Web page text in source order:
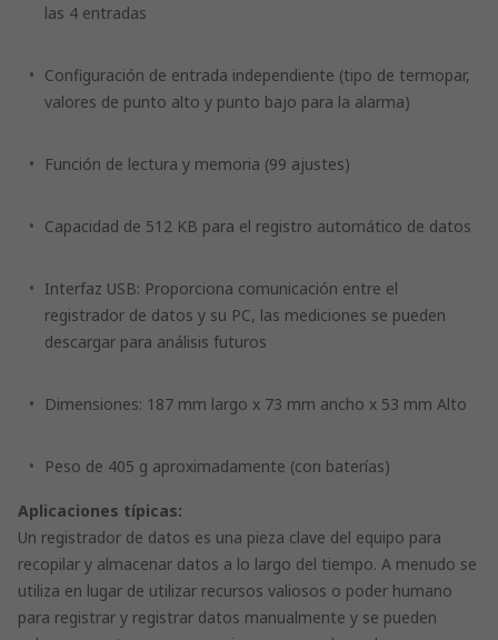
las 4 entradas
Configuración de entrada independiente (tipo de termopar,
valores de punto alto y punto bajo para la alarma)
Función de lectura y memoria (99 ajustes)
Capacidad de 512 KB para el registro automático de datos
Interfaz USB: Proporciona comunicación entre el
registrador de datos y su PC, las mediciones se pueden
descargar para análisis futuros
Dimensiones: 187 mm largo x 73 mm ancho x 53 mm Alto
Peso de 405 g aproximadamente (con baterías)
Aplicaciones típicas:
Un registrador de datos es una pieza clave del equipo para
recopilar y almacenar datos a lo largo del tiempo. A menudo se
utiliza en lugar de utilizar recursos valiosos o poder humano
para registrar y registrar datos manualmente y se pueden